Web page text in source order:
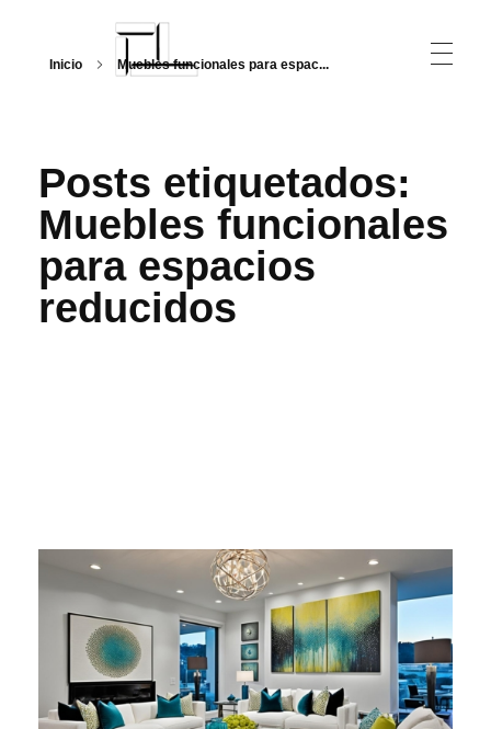
Inicio Muebles funcionales para espac...
Posts etiquetados:
Muebles funcionales
para espacios
reducidos